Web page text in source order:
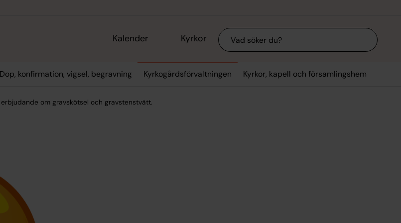
Kalender Kyrkor Sök
Dop, konfirmation, vigsel, begravning Kyrkogårdsförvaltningen Kyrkor, kapell och församlingshem
om gravskötsel och gravstenstvätt.